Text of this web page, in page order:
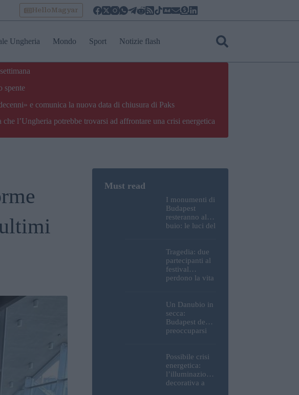
HelloMagyar
Ungheria Mondo Sport Notizie flash
spente
e comunica la nuova data di chiusura di Paks
l’Ungheria potrebbe trovarsi ad affrontare una crisi energetica
I monumenti di
Budapest
resteranno al
buio: le luci del
Buda e della
Cittadella
verranno
spente
Tragedia: due
partecipanti al
festival
perdono la vita
Ungheria
Un Danubio in
secca:
Budapest deve
preoccuparsi
mento idrico?
Un esperto
mette in luce
un fatto
Possibile crisi
energetica:
l’illuminazione
decorativa a